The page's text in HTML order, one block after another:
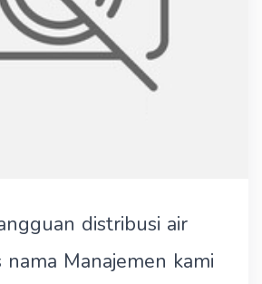
distribusi air
nama Manajemen kami